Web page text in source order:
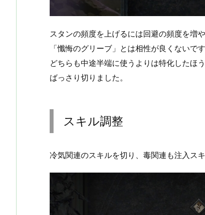
スタンの頻度を上げるには回避の頻度を増
「懺悔のグリーブ」とは相性が良くないです
どちらも中途半端に使うよりは特化したほ
ばっさり切りました。
スキル調整
冷気関連のスキルを切り、毒関連も注入ス